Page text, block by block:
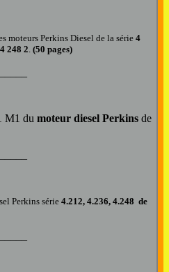
moteurs Perkins Diesel de la série 4
4 248 2. (50 pages)
M1 du moteur diesel Perkins de
Perkins série 4.212, 4.236, 4.248 de